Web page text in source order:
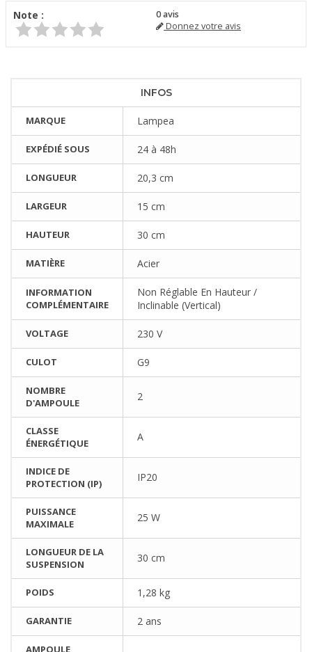
Note : 0avis
Donnez votre avis
INFOS
MARQUE Lampea
EXPÉDIÉ SOUS 24 à 48h
LONGUEUR 20,3 cm
LARGEUR 15 cm
HAUTEUR 30 cm
MATIÈRE Acier
INFORMATION
COMPLÉMENTAIRE
Non Réglable En Hauteur /
Inclinable (Vertical)
VOLTAGE 230 V
CULOT G9
NOMBRE
D'AMPOULE
2
CLASSE
ÉNERGÉTIQUE
A
INDICE DE
PROTECTION (IP)
IP20
PUISSANCE
MAXIMALE
25 W
LONGUEUR DE LA
SUSPENSION
30 cm
POIDS 1,28 kg
GARANTIE 2 ans
AMPOULE